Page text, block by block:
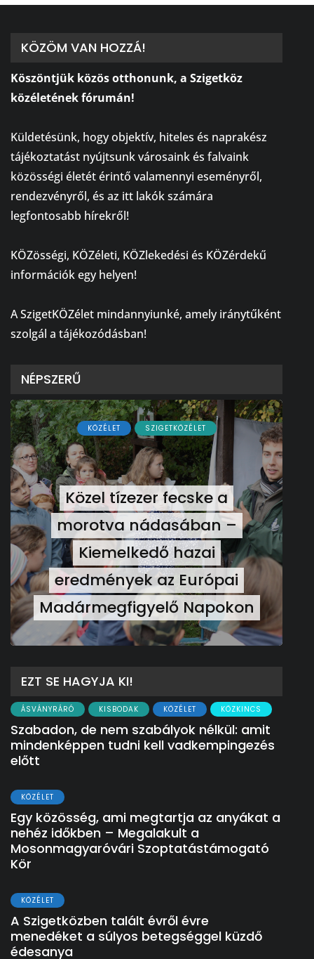
KÖZÖM VAN HOZZÁ!
Köszöntjük közös otthonunk, a Szigetköz
közéletének fórumán!
Küldetésünk, hogy objektív, hiteles és naprakész
tájékoztatást nyújtsunk városaink és falvaink
közösségi életét érintő valamennyi eseményről,
rendezvényről, és az itt lakók számára
legfontosabb hírekről!
KÖZösségi, KÖZéleti, KÖZlekedési és KÖZérdekű
információk egy helyen!
A SzigetKÖZélet mindannyiunké, amely iránytűként
szolgál a tájékozódásban!
NÉPSZERŰ
KÖZÉLET SZIGETKÖZÉLET
Közel tízezer fecske a
morotva nádasában –
Kiemelkedő hazai
eredmények az Európai
Madármegfigyelő Napokon
EZT SE HAGYJA KI!
ÁSVÁNYRÁRÓ KISBODAK KÖZÉLET KÖZKINCS
Szabadon, de nem szabályok nélkül: amit
mindenképpen tudni kell vadkempingezés
előtt
KÖZÉLET
Egy közösség, ami megtartja az anyákat a
nehéz időkben – Megalakult a
Mosonmagyaróvári Szoptatástámogató
Kör
KÖZÉLET
A Szigetközben talált évről évre
menedéket a súlyos betegséggel küzdő
édesanya